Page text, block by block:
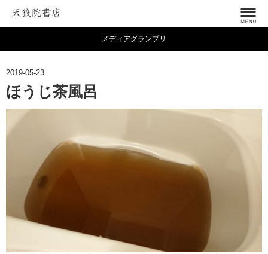
メディアグランプリ
2019-05-23
ほうじ茶風呂